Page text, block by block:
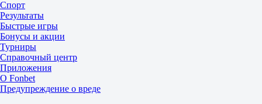
Спорт
Результаты
Быстрые игры
Бонусы и акции
Турниры
Справочный центр
Приложения
О Fonbet
Предупреждение о вреде